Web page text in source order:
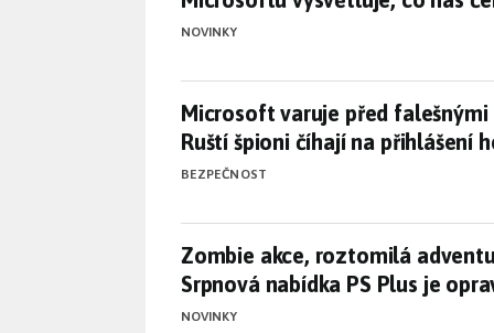
NOVINKY
Microsoft varuje před
Microsoft varuje před
Ruští špioni číhají na přihlášení
BEZPEČNOST
Zombie akce, roztomilá
Zombie akce, roztomilá
Srpnová nabídka PS Plus je
NOVINKY